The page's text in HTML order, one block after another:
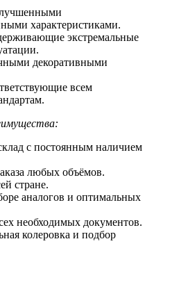
характеристиками.
экстремальные
декоративными
всем
с постоянным наличием
любых объёмов.
стране.
аналогов и оптимальных
необходимых документов.
колеровка и подбор